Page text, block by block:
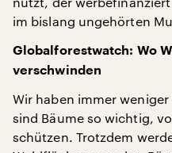
im bislang ungehörten
Globalforestwatch: Wo
verschwinden
Wir haben immer
sind Bäume so wichtig,
schützen. Trotzdem